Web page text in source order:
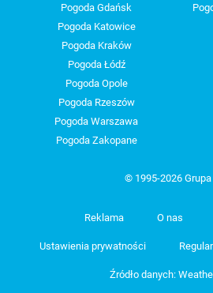
Pogoda Gdańsk
Pogoda Katowice
Pogoda Kraków
Pogoda Łódź
Pogoda Opole
Pogoda Rzeszów
Pogoda Warszawa
Pogoda Zakopane
© 1995-2026 Grupa
Reklama O nas
Ustawienia prywatności
Źródło danych: